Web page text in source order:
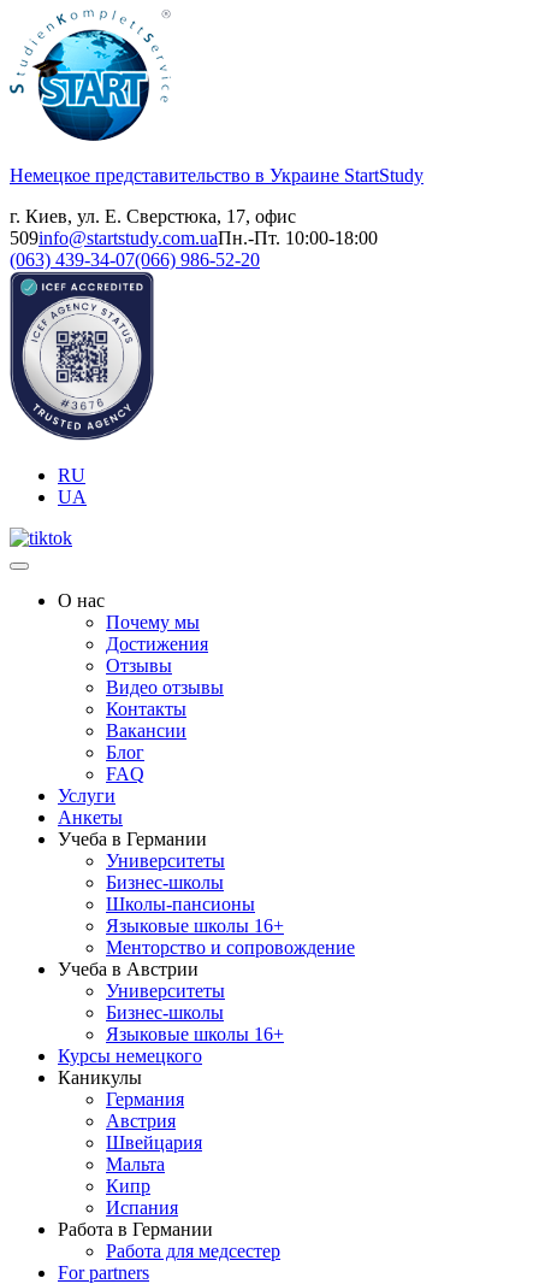
Немецкое представительство в Украине StartStudy
г. Киев, ул. Е. Сверстюка, 17, офис
509info@startstudy.com.uaПн.-Пт. 10:00-18:00
(063) 439-34-07(066) 986-52-20
RU
UA
О нас
Почему мы
Достижения
Отзывы
Видео отзывы
Контакты
Вакансии
Блог
FAQ
Услуги
Анкеты
Учеба в Германии
Университеты
Бизнес-школы
Школы-пансионы
Языковые школы 16+
Менторство и сопровождение
Учеба в Австрии
Университеты
Бизнес-школы
Языковые школы 16+
Курсы немецкого
Каникулы
Германия
Австрия
Швейцария
Мальта
Кипр
Испания
Работа в Германии
Работа для медсестер
For partners